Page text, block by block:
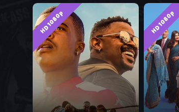
HD 1080p
HD 1080p